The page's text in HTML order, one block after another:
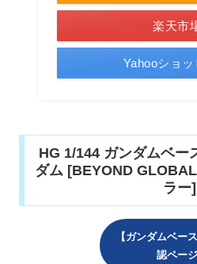
楽天市
Yahooショ
HG 1/144 ガンダムベー
ダム [BEYOND
ラー]
【ガンダムベー
認ページ